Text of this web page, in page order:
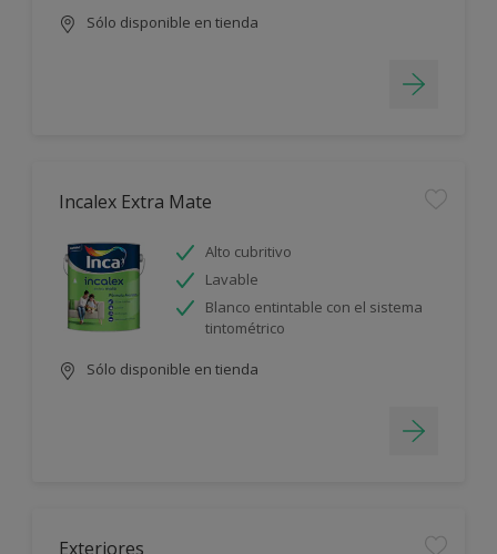
Sólo disponible en tienda
Incalex Extra Mate
Alto cubritivo
Lavable
Blanco entintable con el sistema
tintométrico
Sólo disponible en tienda
Exteriores